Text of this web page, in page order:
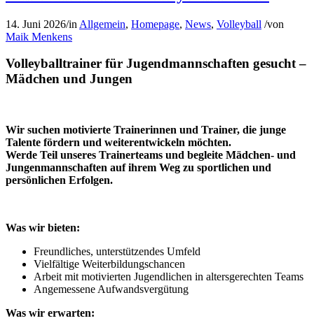
14. Juni 2026/in Allgemein, Homepage, News, Volleyball /von
Maik Menkens
Volleyballtrainer für Jugendmannschaften gesucht –
Mädchen und Jungen
Wir suchen motivierte Trainerinnen und Trainer, die junge
Talente fördern und weiterentwickeln möchten.
Werde Teil unseres Trainerteams und begleite Mädchen- und
Jungenmannschaften auf ihrem Weg zu sportlichen und
persönlichen Erfolgen.
Was wir bieten:
Freundliches, unterstützendes Umfeld
Vielfältige Weiterbildungschancen
Arbeit mit motivierten Jugendlichen in altersgerechten Teams
Angemessene Aufwandsvergütung
Was wir erwarten: